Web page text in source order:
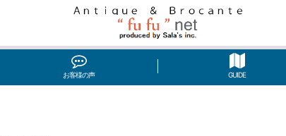
お客様の声 GUIDE